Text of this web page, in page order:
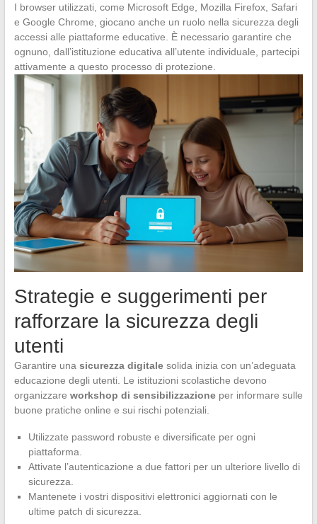
I browser utilizzati, come Microsoft Edge, Mozilla Firefox, Safari
e Google Chrome, giocano anche un ruolo nella sicurezza degli
accessi alle piattaforme educative. È necessario garantire che
ognuno, dall’istituzione educativa all’utente individuale, partecipi
attivamente a questo processo di protezione.
Strategie e suggerimenti per
rafforzare la sicurezza degli
utenti
Garantire una sicurezza digitalesolida inizia con un’adeguata
educazione degli utenti. Le istituzioni scolastiche devono
organizzare workshop di sensibilizzazioneper informare sulle
buone pratiche online e sui rischi potenziali.
Utilizzate password robuste e diversificate per ogni
piattaforma.
Attivate l’autenticazione a due fattori per un ulteriore livello di
sicurezza.
Mantenete i vostri dispositivi elettronici aggiornati con le
ultime patch di sicurezza.